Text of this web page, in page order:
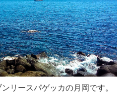
リースパゲッカの月岡です。